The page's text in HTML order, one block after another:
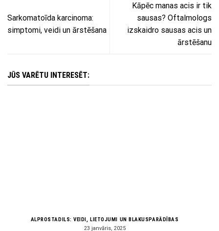
Sarkomatoīda karcinoma:
simptomi, veidi un ārstēšana
Kāpēc manas acis ir tik
sausas? Oftalmologs
izskaidro sausas acis un
ārstēšanu
JŪS VARĒTU INTERESĒT:
ALPROSTADILS: VEIDI, LIETOJUMI UN BLAKUSPARĀDĪBAS
23 janvāris, 2025